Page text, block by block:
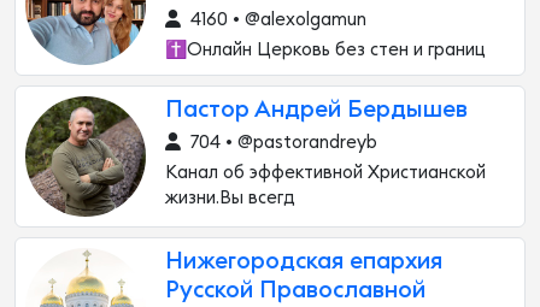
4160 • @alexolgamun
✝️Онлайн Церковь без стен и границ
Пастор Андрей Бердышев
704 • @pastorandreyb
Канал об эффективной Христианской
жизни.Вы всегд
Нижегородская епархия
Русской Православной